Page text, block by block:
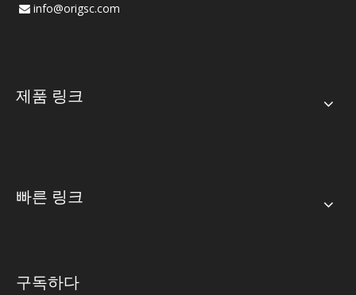
 info@origsc.com
제품 링크
빠른 링크
구독하다